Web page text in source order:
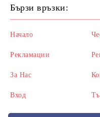
Бързи връзки:
Начало
Рекламации
За Нас
Вход